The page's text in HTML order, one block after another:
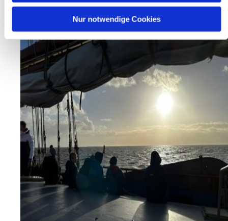
Nur notwendige Cookies